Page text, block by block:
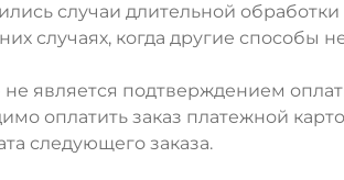
случаи длительной
случаях, когда другие способы
является подтверждением
оплатить заказ платежной
следующего заказа.